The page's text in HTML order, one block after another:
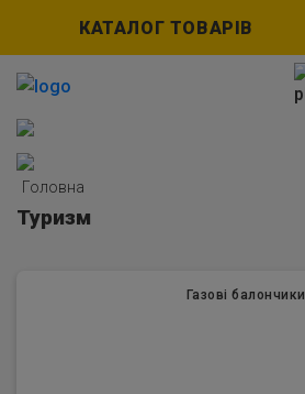
КАТАЛОГ ТОВАРІВ
Головна
Туризм
Газові балончики